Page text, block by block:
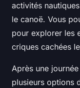
activités
le canoë. Vous
pour explorer les
criques cachées
Après une
plusieurs options